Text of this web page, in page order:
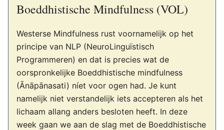
Boeddhistische Mindfulness (VOL)
Westerse Mindfulness rust voornamelijk op het
principe van NLP (NeuroLinguïstisch
Programmeren) en dat is precies wat de
oorspronkelijke Boeddhistische mindfulness
(Ānāpānasati) níet voor ogen had. Je kunt
namelijk niet verstandelijk iets accepteren als het
lichaam allang anders besloten heeft. In deze
week gaan we aan de slag met de Boeddhistische